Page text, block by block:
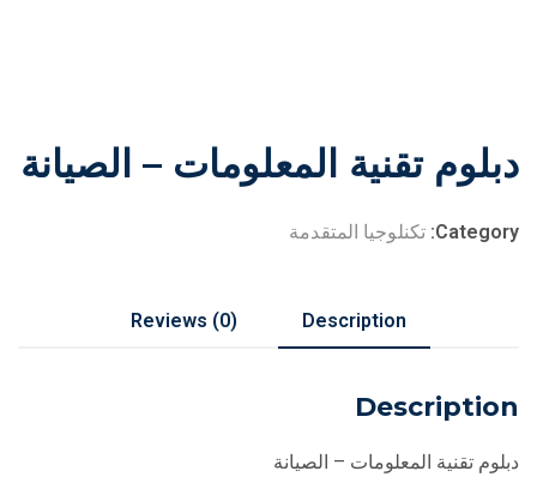
دبلوم تقنية المعلومات – الصيانة
Category: تكنلوجيا المتقدمة
Description
Reviews (0)
Description
دبلوم تقنية المعلومات – الصيانة